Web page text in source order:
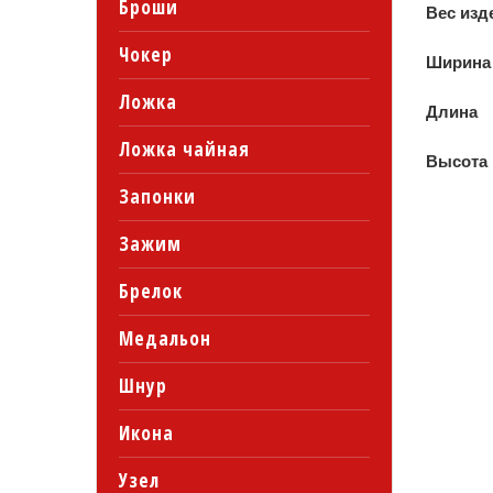
Броши
Чокер
Ложка
Ложка чайная
Запонки
Зажим
Брелок
Медальон
Шнур
Икона
Узел
Вес
Ширина
Длина
Высота